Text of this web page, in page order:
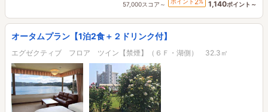
57,000スコア～ 1,140ポイント～
オータムプラン【1泊2食＋２ドリンク付】
エグゼクティブ フロア ツイン【禁煙】（６Ｆ・湖側） 32.3㎡